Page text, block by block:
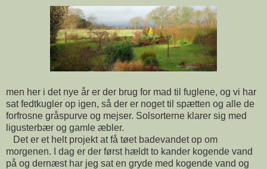
men her i det nye år er der brug for mad til fuglene, og vi har
sat fedtkugler op igen, så der er noget til spætten og alle de
forfrosne gråspurve og mejser. Solsorterne klarer sig med
ligusterbær og gamle æbler.
Det er et helt projekt at få tøet badevandet op om
morgenen. I dag er der først hældt to kander kogende vand
på og dernæst har jeg sat en gryde med kogende vand og